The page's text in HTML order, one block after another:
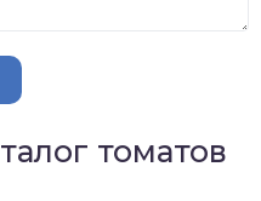
томатов